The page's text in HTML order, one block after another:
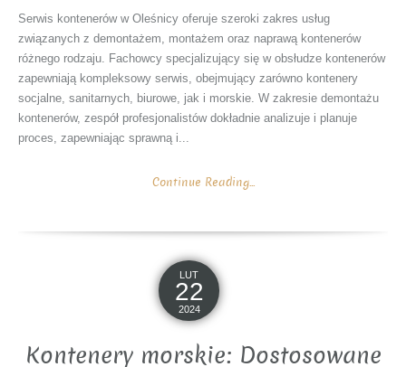
Serwis kontenerów w Oleśnicy oferuje szeroki zakres usług
związanych z demontażem, montażem oraz naprawą kontenerów
różnego rodzaju. Fachowcy specjalizujący się w obsłudze kontenerów
zapewniają kompleksowy serwis, obejmujący zarówno kontenery
socjalne, sanitarnych, biurowe, jak i morskie. W zakresie demontażu
kontenerów, zespół profesjonalistów dokładnie analizuje i planuje
proces, zapewniając sprawną i...
Continue Reading...
LUT
22
2024
Kontenery morskie: Dostosowane